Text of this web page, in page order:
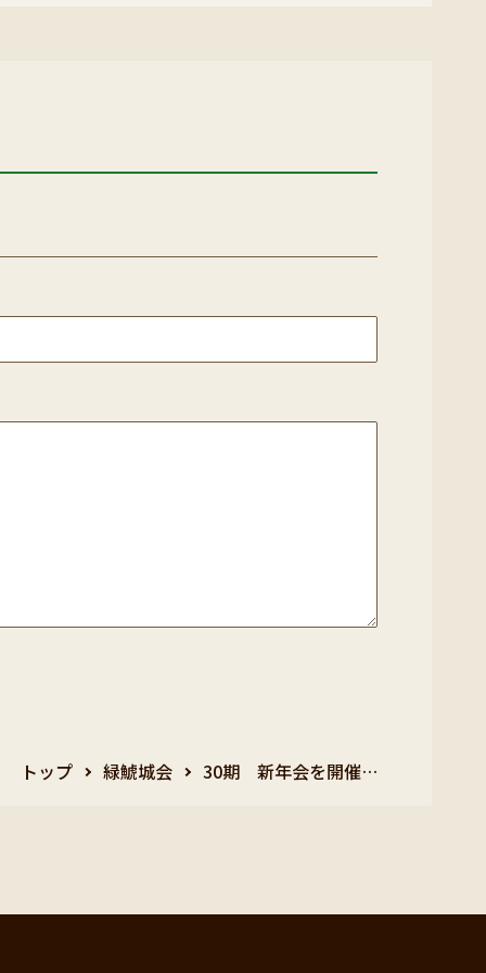
トップ 緑鯱城会 30期 新年会を開催…